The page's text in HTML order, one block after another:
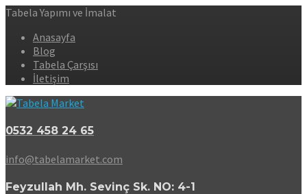
Tabela Yapımı ve İmalat
Anasayfa
Blog
Tabela Çarşısı
İletişim
0532 458 24 65
info@tabelamarket.com
Feyzullah Mh. Sevinç Sk. NO: 4-1